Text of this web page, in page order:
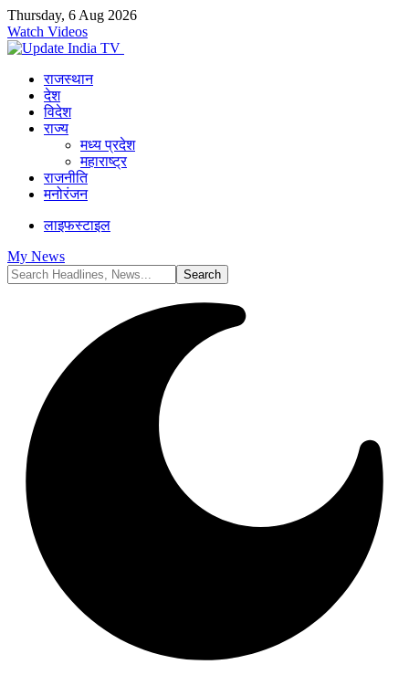
Thursday, 6 Aug 2026
Watch Videos
राजस्थान
देश
विदेश
राज्य
मध्य प्रदेश
महाराष्ट्र
राजनीति
मनोरंजन
लाइफस्टाइल
My News